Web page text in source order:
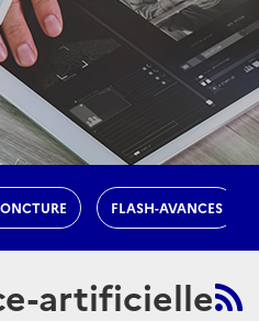
FLASH-AVANCES
artificielle